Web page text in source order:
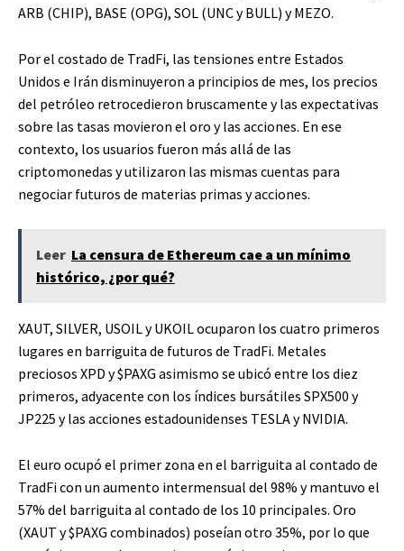
ARB (CHIP), BASE (OPG), SOL (UNC y BULL) y MEZO.
Por el costado de TradFi, las tensiones entre Estados
Unidos e Irán disminuyeron a principios de mes, los precios
del petróleo retrocedieron bruscamente y las expectativas
sobre las tasas movieron el oro y las acciones. En ese
contexto, los usuarios fueron más allá de las
criptomonedas y utilizaron las mismas cuentas para
negociar futuros de materias primas y acciones.
Leer La censura de Ethereum cae a un mínimo
histórico, ¿por qué?
XAUT, SILVER, USOIL y UKOIL ocuparon los cuatro primeros
lugares en barriguita de futuros de TradFi. Metales
preciosos XPD y$PAXG asimismo se ubicó entre los diez
primeros, adyacente con los índices bursátiles SPX500 y
JP225 y las acciones estadounidenses TESLA y NVIDIA.
El euro ocupó el primer zona en el barriguita al contado de
TradFi con un aumento intermensual del 98% y mantuvo el
57% del barriguita al contado de los 10 principales. Oro
(XAUT y$PAXG combinados) poseían otro 35%, por lo que